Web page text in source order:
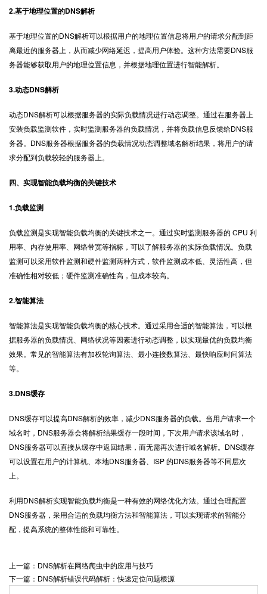
2.基于地理位置的DNS解析
基于地理位置的DNS解析可以根据用户的地理位置信息将用户的请求分配到距
离最近的服务器上，从而减少网络延迟，提高用户体验。这种方法需要DNS服
务器能够获取用户的地理位置信息，并根据地理位置进行智能解析。
3.动态DNS解析
动态DNS解析可以根据服务器的实际负载情况进行动态调整。通过在服务器上
安装负载监测软件，实时监测服务器的负载情况，并将负载信息反馈给DNS服
务器。DNS服务器根据服务器的负载情况动态调整域名解析结果，将用户的请
求分配到负载较轻的服务器上。
四、实现智能负载均衡的关键技术
1.负载监测
负载监测是实现智能负载均衡的关键技术之一。通过实时监测服务器的 CPU 利
用率、内存使用率、网络带宽等指标，可以了解服务器的实际负载情况。负载
监测可以采用软件监测和硬件监测两种方式，软件监测成本低、灵活性高，但
准确性相对较低；硬件监测准确性高，但成本较高。
2.智能算法
智能算法是实现智能负载均衡的核心技术。通过采用合适的智能算法，可以根
据服务器的负载情况、网络状况等因素进行动态调整，以实现最优的负载均衡
效果。常见的智能算法有加权轮询算法、最小连接数算法、最快响应时间算法
等。
3.DNS缓存
DNS缓存可以提高DNS解析的效率，减少DNS服务器的负载。当用户请求一个
域名时，DNS服务器会将解析结果缓存一段时间，下次用户请求该域名时，
DNS服务器可以直接从缓存中返回结果，而无需再次进行域名解析。DNS缓存
可以设置在用户的计算机、本地DNS服务器、ISP 的DNS服务器等不同层次
上。
利用DNS解析实现智能负载均衡是一种有效的网络优化方法。通过合理配置
DNS服务器，采用合适的负载均衡方法和智能算法，可以实现请求的智能分
配，提高系统的整体性能和可靠性。
上一篇：DNS解析在网络爬虫中的应用与技巧
下一篇：DNS解析错误代码解析：快速定位问题根源